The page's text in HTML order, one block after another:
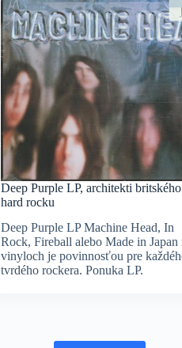
Deep Purple LP, architekti britského
hard rocku
Deep Purple LP Machine Head, In
Rock, Fireball alebo Made in Japan
vinyloch je povinnosťou pre
tvrdého rockera. Ponuka LP.